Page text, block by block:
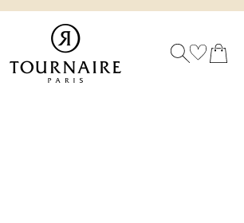
Philippe Tournaire
RECHERCHEPANIER